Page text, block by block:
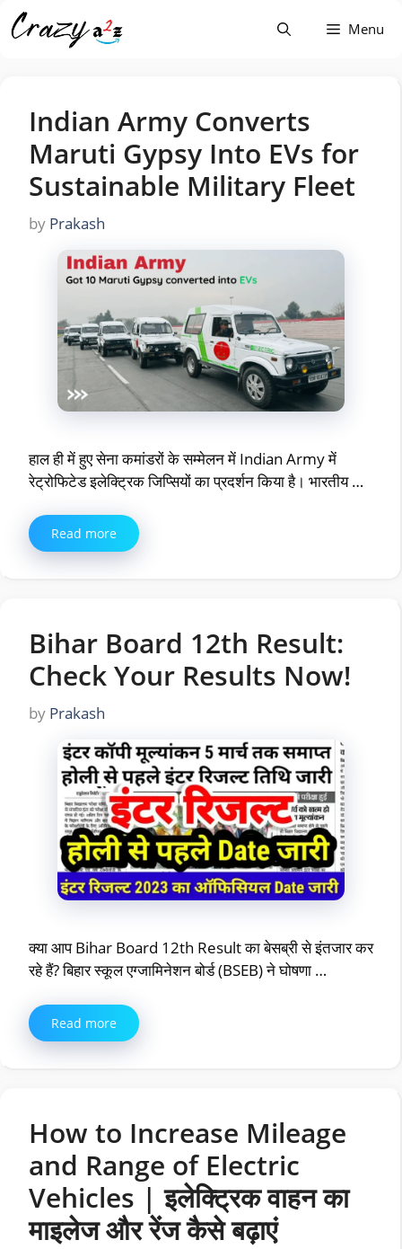
Skip
to
Menu
Indian Army Converts
Maruti Gypsy Into EVs for
Sustainable Military Fleet
by Prakash
हाल ही में हुए सेना कमांडरों के सम्मेलन में Indian Army में
रेट्रोफिटेड इलेक्ट्रिक जिप्सियों का प्रदर्शन किया है। भारतीय …
Read more
Bihar Board 12th Result:
Check Your Results Now!
by Prakash
क्या आप Bihar Board 12th Result का बेसब्री से इंतजार कर
रहे हैं? बिहार स्कूल एग्जामिनेशन बोर्ड (BSEB) ने घोषणा …
Read more
How to Increase Mileage
and Range of Electric
Vehicles | इलेक्ट्रिक वाहन का
माइलेज और रेंज कैसे बढ़ाएं